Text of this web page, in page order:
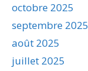
octobre 2025
septembre 2025
août 2025
juillet 2025